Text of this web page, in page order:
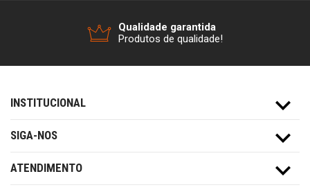
Qualidade garantida
Produtos de qualidade!
INSTITUCIONAL
SIGA-NOS
ATENDIMENTO